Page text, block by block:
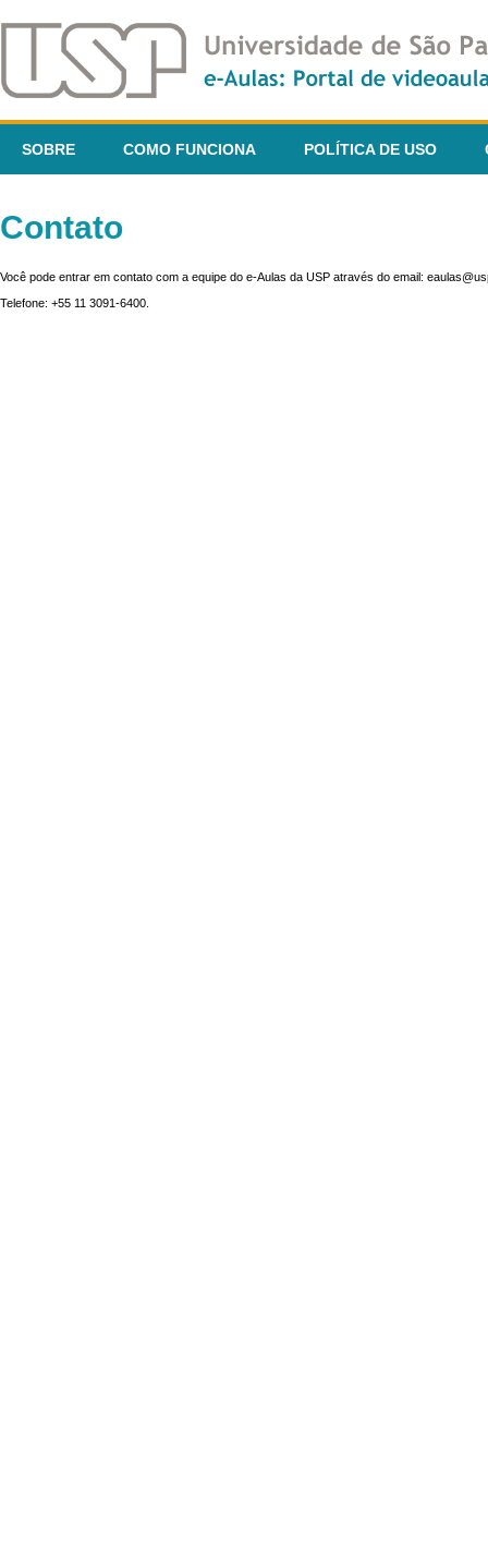
SOBRE COMO FUNCIONA POLÍTICA DE USO
Contato
Você pode entrar em contato com a equipe do e-Aulas da USP através do email:
Telefone: +55 11 3091-6400.